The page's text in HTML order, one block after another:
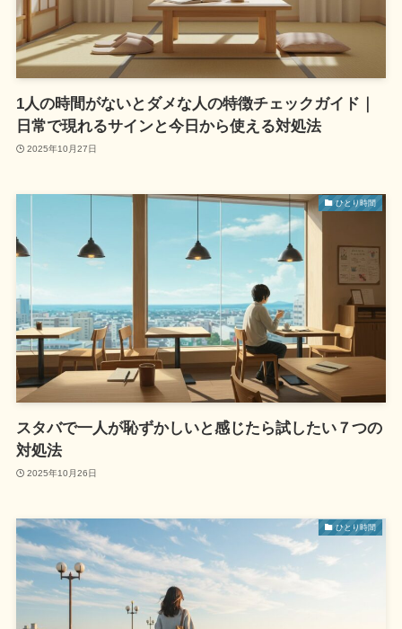
1人の時間がないとダメな人の特徴チェックガイド｜
日常で現れるサインと今日から使える対処法
2025年10月27日
ひとり時間
スタバで一人が恥ずかしいと感じたら試したい７つの
対処法
2025年10月26日
ひとり時間